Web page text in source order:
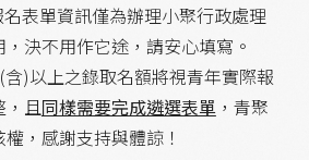
名表單資訊僅為辦理小聚行政處理
決不用作它途，請安心填寫。
含)以上之錄取名額將視青年實際報
，且同樣需要完成遴選表單，青聚
，感謝支持與體諒！